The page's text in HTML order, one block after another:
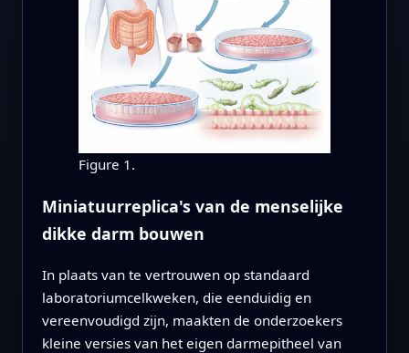
Figure 1.
Miniatuurreplica's van de menselijke
dikke darm bouwen
In plaats van te vertrouwen op standaard
laboratoriumcelkweken, die eenduidig en
vereenvoudigd zijn, maakten de onderzoekers
kleine versies van het eigen darmepitheel van